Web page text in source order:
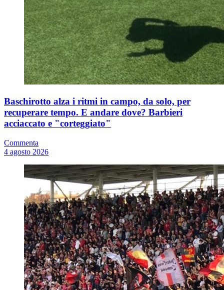
Baschirotto alza i ritmi in campo, da solo, per
recuperare tempo. E andare dove? Barbieri
acciaccato e "corteggiato"
Commenta
4 agosto 2026